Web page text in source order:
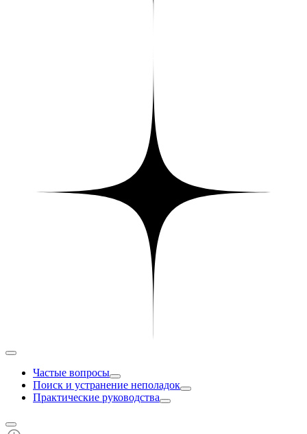
Частые вопросы
Поиск и устранение неполадок
Практические руководства